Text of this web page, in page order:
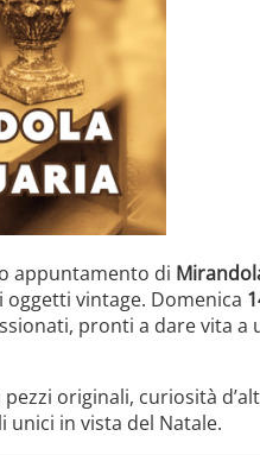
appuntamento di
vintage. Domenica
pronti a dare vita a
originali, curiosità
in vista del Natale.